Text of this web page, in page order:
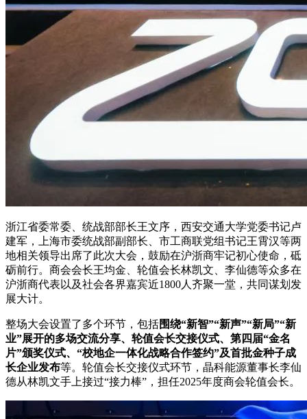
浙江省委常委、统战部部长王文序，西安交通大学党委书记卢
建军，上海市委统战部副部长、市工商联党组书记王霄汉等两
地相关领导出席了此次大会，鼓励在沪浙商牢记初心使命，砥
砺前行。商会会长王均金、轮值会长林凯文、李仙德等众多在
沪浙商代表以及社会各界嘉宾近1800人齐聚一堂，共同谋划发
展大计。
整场大会设置了多个环节，包括围绕“新智”“新声”“新局”“新
业”展开的多场交流分享、轮值会长交接仪式、第四届“金名
片”颁奖仪式、“校地企一体化战略合作签约”及首批金种子成
长企业发布等。轮值会长交接仪式环节，晶科能源董事长李仙
德从林凯文手上接过“接力棒”，担任2025年度商会轮值会长。